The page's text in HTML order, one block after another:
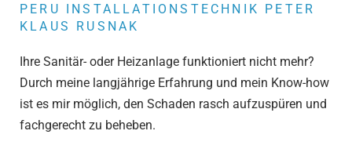
PERU INSTALLATIONSTECHNIK PETER
KLAUS RUSNAK
Ihre Sanitär- oder Heizanlage funktioniert nicht mehr?
Durch meine langjährige Erfahrung und mein Know-how
ist es mir möglich, den Schaden rasch aufzuspüren und
fachgerecht zu beheben.